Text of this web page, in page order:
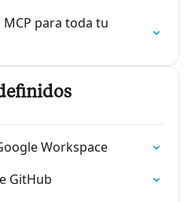
para toda tu
Workspace
GitHub